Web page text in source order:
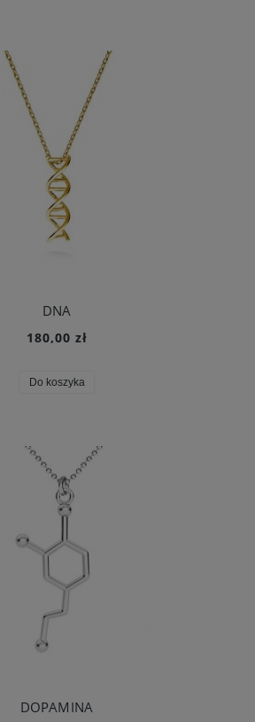
DNA
180,00 zł
Do koszyka
DOPAMINA